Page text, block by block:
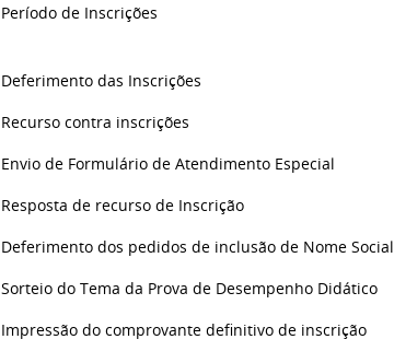
Período de Inscrições
Deferimento das Inscrições
Recurso contra inscrições
Envio de Formulário de Atendimento Especial
Resposta de recurso de Inscrição
Deferimento dos pedidos de inclusão de Nome Social
Sorteio do Tema da Prova de Desempenho Didático
Impressão do comprovante definitivo de inscrição